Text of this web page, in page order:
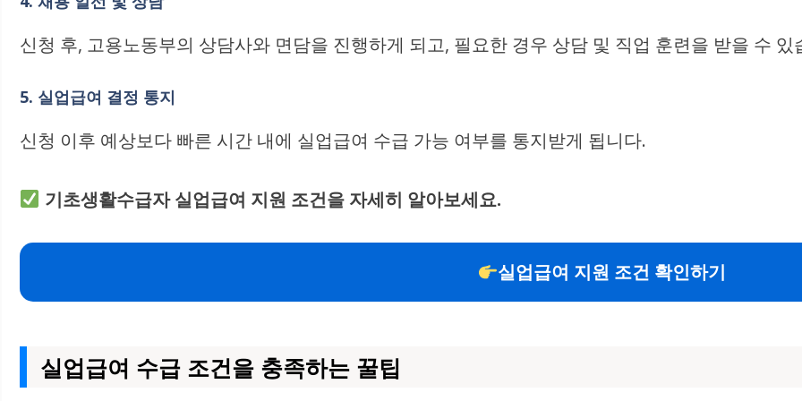
신청 후, 고용노동부의 상담사와 면담을 진행하게 되고, 필요한 경우 상담 및 직업 훈련을 받을 수 있
5. 실업급여 결정 통지
신청 이후 예상보다 빠른 시간 내에 실업급여 수급 가능 여부를 통지받게 됩니다.
기초생활수급자 실업급여 지원 조건을 자세히 알아보세요.
실업급여 지원 조건 확인하기
실업급여 수급 조건을 충족하는 꿀팁